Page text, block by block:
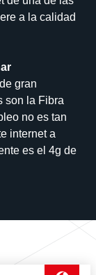
a la calidad
gran
son la Fibra
no es tan
internet a
es el 4g de